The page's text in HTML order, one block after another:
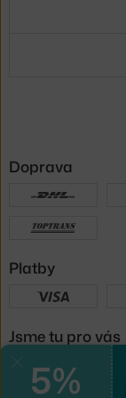
5%
Doprava
Platby
Jsme tu pro vás